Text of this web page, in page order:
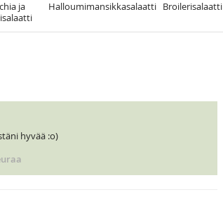
ja
Halloumimansikkasalaatti Broilerisalaatti
hyvää :o)